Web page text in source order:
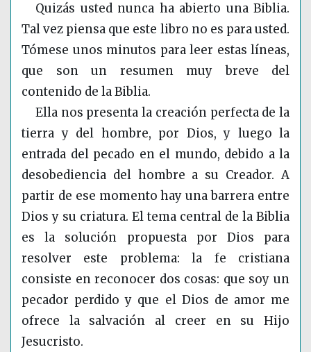
Quizás usted nunca ha abierto una Biblia.
Tal vez piensa que este libro no es para usted.
Tómese unos minutos para leer estas líneas,
que son un resumen muy breve del
contenido de la Biblia.
Ella nos presenta la creación perfecta de la
tierra y del hombre, por Dios, y luego la
entrada del pecado en el mundo, debido a la
desobediencia del hombre a su Creador. A
partir de ese momento hay una barrera entre
Dios y su criatura. El tema central de la Biblia
es la solución propuesta por Dios para
resolver este problema: la fe cristiana
consiste en reconocer dos cosas: que soy un
pecador perdido y que el Dios de amor me
ofrece la salvación al creer en su Hijo
Jesucristo.